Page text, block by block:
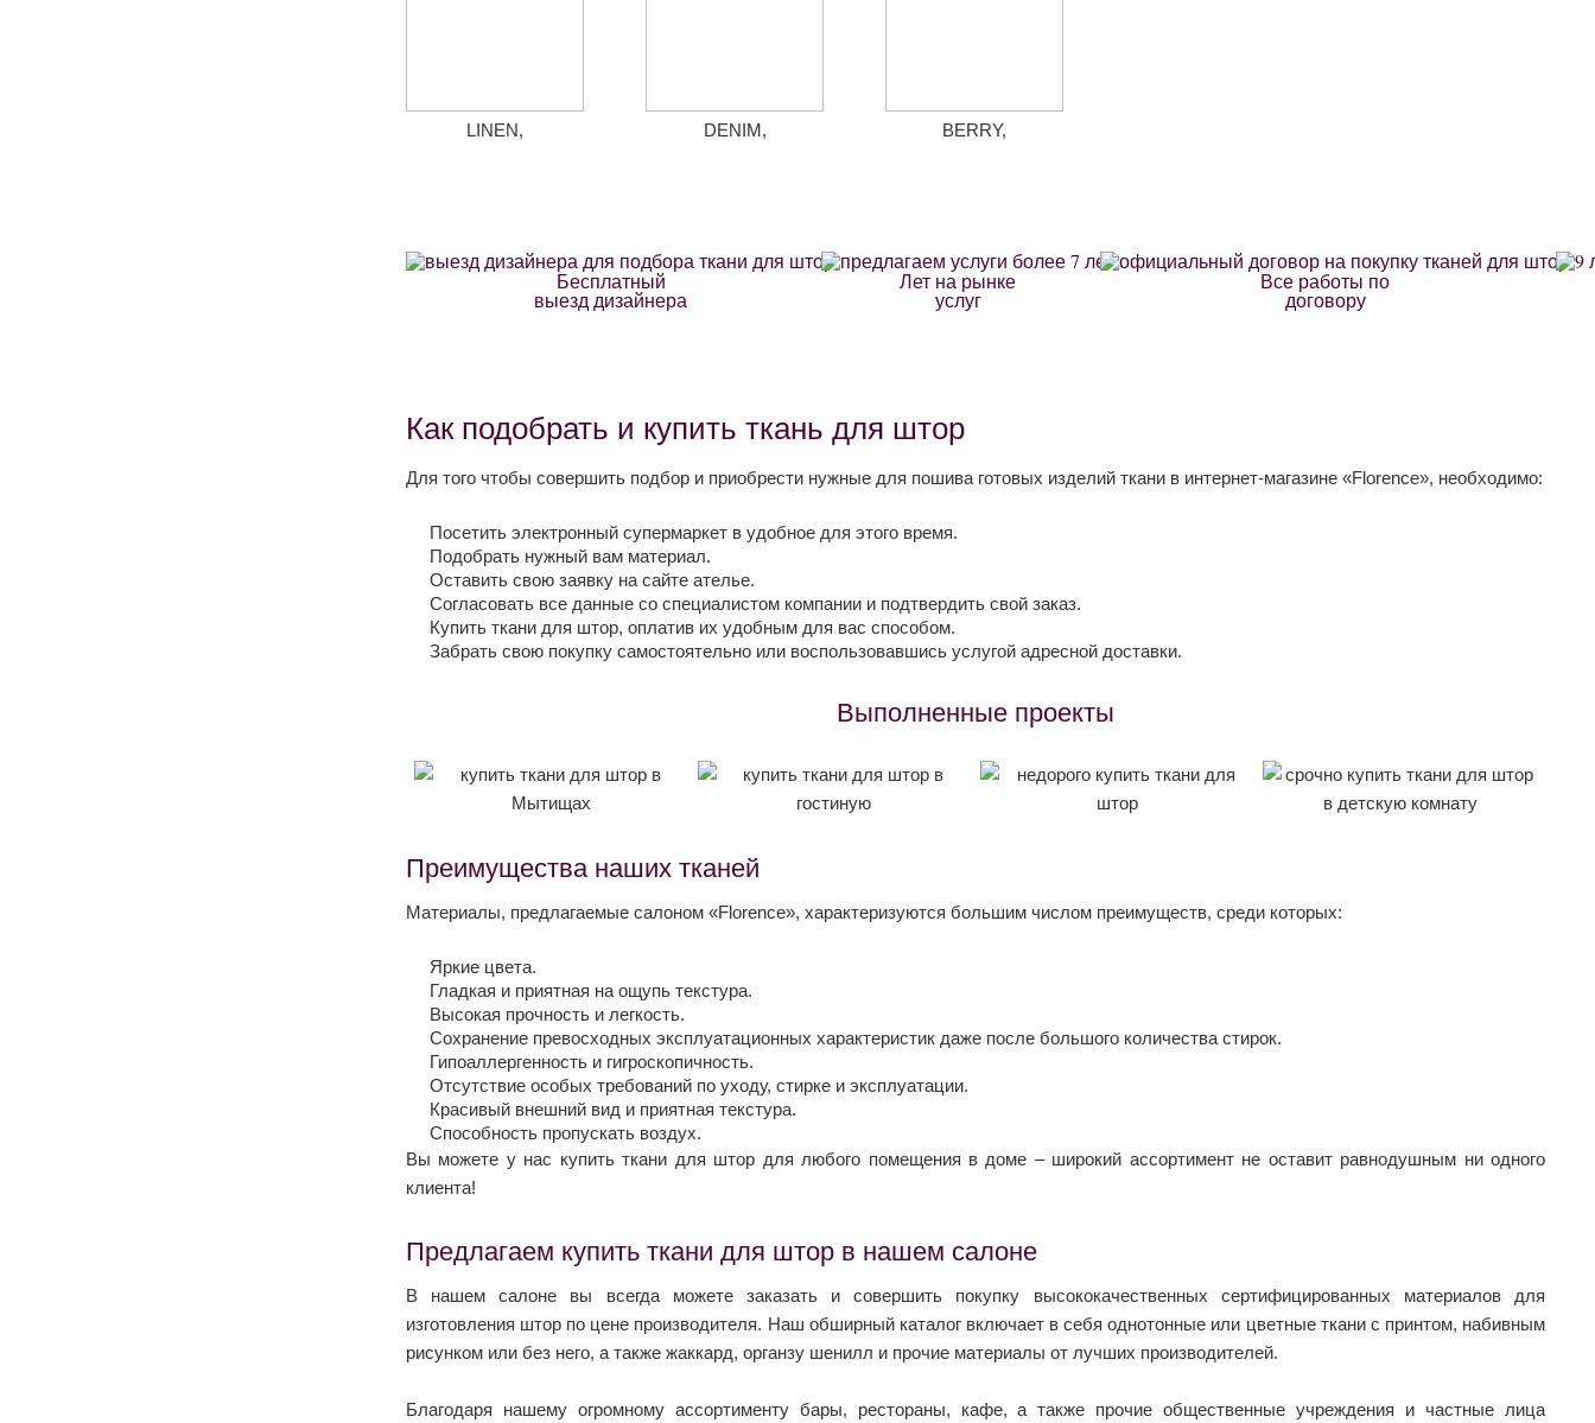
LINEN, DENIM, BERRY,
Бесплатный
выезд дизайнера
Лет на рынке
услуг
Все работы по
договору
Как подобрать и купить ткань для штор
Для того чтобы совершить подбор и приобрести нужные для пошива готовых изделий ткани в интернет-магазине «Florence», необходимо:
Посетить электронный супермаркет в удобное для этого время.
Подобрать нужный вам материал.
Оставить свою заявку на сайте ателье.
Согласовать все данные со специалистом компании и подтвердить свой заказ.
Купить ткани для штор, оплатив их удобным для вас способом.
Забрать свою покупку самостоятельно или воспользовавшись услугой адресной доставки.
Выполненные проекты
Преимущества наших тканей
Материалы, предлагаемые салоном «Florence», характеризуются большим числом преимуществ, среди которых:
Яркие цвета.
Гладкая и приятная на ощупь текстура.
Высокая прочность и легкость.
Сохранение превосходных эксплуатационных характеристик даже после большого количества стирок.
Гипоаллергенность и гигроскопичность.
Отсутствие особых требований по уходу, стирке и эксплуатации.
Красивый внешний вид и приятная текстура.
Способность пропускать воздух.
Вы можете у нас купить ткани для штор для любого помещения в доме – широкий ассортимент не оставит равнодушным ни одного
клиента!
Предлагаем купить ткани для штор в нашем салоне
В нашем салоне вы всегда можете заказать и совершить покупку высококачественных сертифицированных материалов для
изготовления штор по цене производителя. Наш обширный каталог включает в себя однотонные или цветные ткани с принтом, набивным
рисунком или без него, а также жаккард, органзу шенилл и прочие материалы от лучших производителей.
Благодаря нашему огромному ассортименту бары, рестораны, кафе, а также прочие общественные учреждения и частные лица